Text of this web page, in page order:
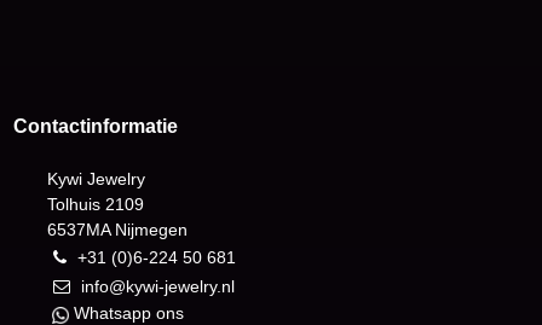
Contactinformatie
Kywi Jewelry
Tolhuis 2109
6537MA Nijmegen
+31 (0)6-224 50 681
info@kywi-jewelry.nl
Whatsapp ons